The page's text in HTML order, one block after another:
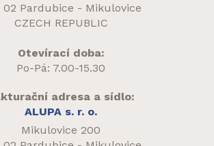
02 Pardubice - Mikulovice
CZECH REPUBLIC
Otevírací doba:
Po-Pá: 7.00-15.30
adresa a sídlo:
ALUPA s. r. o.
Mikulovice 200